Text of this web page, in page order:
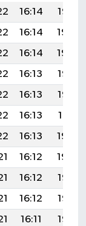
16:14
19:35
16:14
19:34
16:14
19:34
16:13
19:33
16:13
19:32
16:13
19:31
16:13
19:30
16:12
19:29
16:12
19:28
16:12
19:27
16:11
19:26